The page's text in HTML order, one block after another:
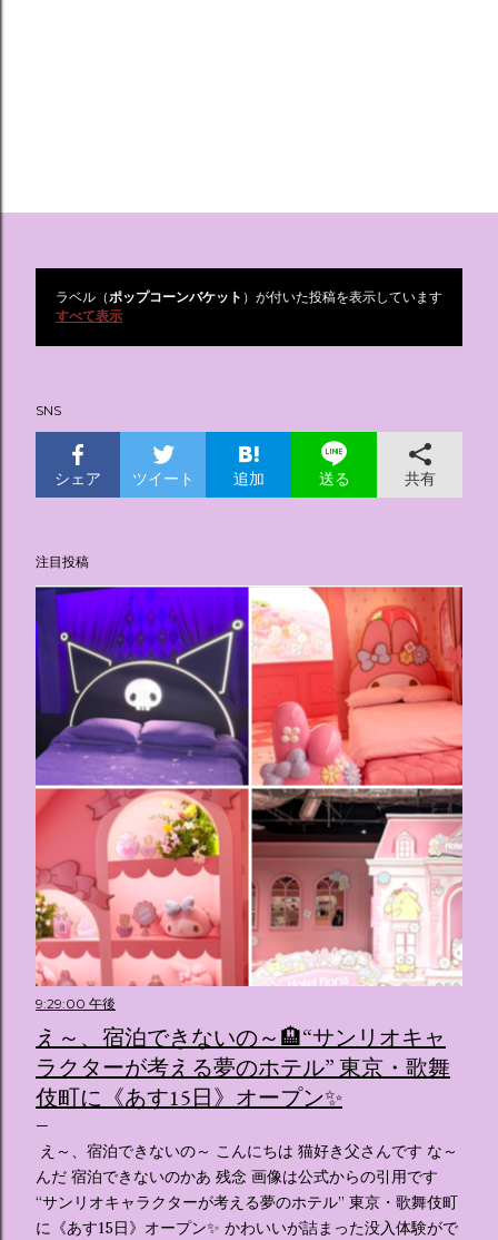
投
ラベル（ポップコーンバケット ）が付いた投稿を表示しています
すべて表示
SNS
シェア ツイート 追加 送る 共有
注目投稿
9:29:00 午後
え～、宿泊できないの～🏨“サンリオキャ
ラクターが考える夢のホテル” 東京・歌舞
伎町に《あす15日》オープン✨️
え～、宿泊できないの～ こんにちは 猫好き父さんです な～
んだ 宿泊できないのかあ 残念 画像は公式からの引用です
“サンリオキャラクターが考える夢のホテル” 東京・歌舞伎町
に《あす15日》オープン✨️ かわいいが詰まった没入体験がで